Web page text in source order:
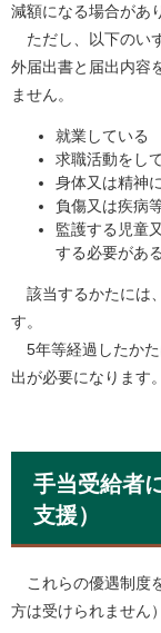
減額になる場合があ
ただし、以下のい
外届出書と届出内容
ません。
就業している
求職活動をし
身体又は精神
負傷又は疾病
監護する児童
する必要がある
該当するかたには
す。
5年等経過したかた
出が必要になります。
手当受給者
支援）
これらの優遇制度
方は受けられません）